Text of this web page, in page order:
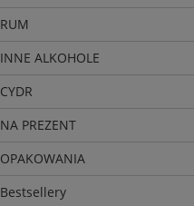
RUM
INNE ALKOHOLE
CYDR
NA PREZENT
OPAKOWANIA
Bestsellery